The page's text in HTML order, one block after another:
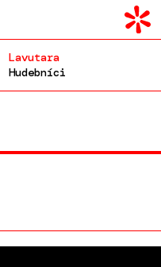
Lavutara
Hudebníci